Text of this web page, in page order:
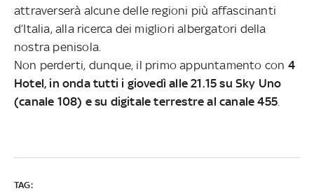
attraverserà alcune delle regioni più affascinanti
d’Italia, alla ricerca dei migliori albergatori della
nostra penisola.
Non perderti, dunque, il primo appuntamento con 4
Hotel, in onda tutti i giovedì alle 21.15 su Sky Uno
(canale 108) e su digitale terrestre al canale 455
TAG: